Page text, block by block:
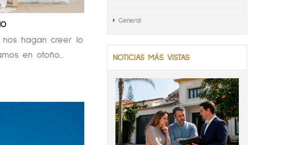
nos hagan creer lo
en otoño...
General
NOTICIAS MÁS VISTAS